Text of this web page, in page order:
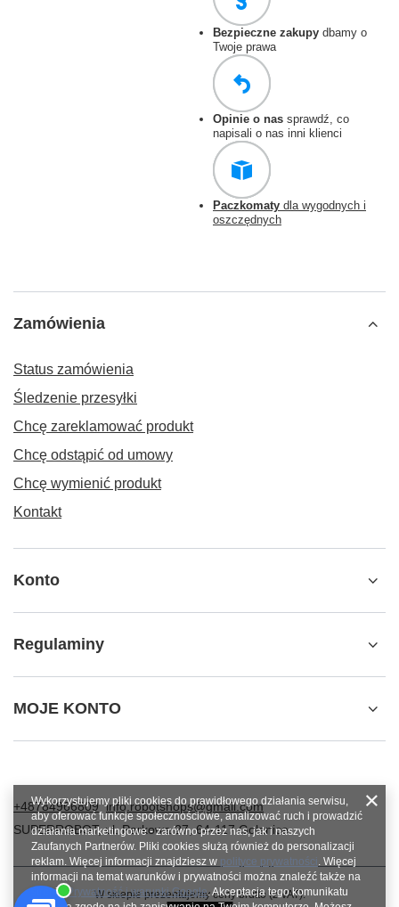
Bezpieczne zakupy dbamy o
Twoje prawa
Opinie o nas sprawdź, co
napisali o nas inni klienci
Paczkomaty dla wygodnych i
oszczędnych
Zamówienia
Status zamówienia
Śledzenie przesyłki
Chcę zareklamować produkt
Chcę odstąpić od umowy
Chcę wymienić produkt
Kontakt
Konto
Regulaminy
MOJE KONTO
+48784966809 info.robotshops@gmail.com
SUPERROBOT,ul. Parkowa 27,64-117Gołanice
W sklepie prezentujemy ceny brutto (z VAT).
Wykorzystujemy pliki cookies do prawidłowego działania serwisu,
aby oferować funkcje społecznościowe, analizować ruch i prowadzić
działania marketingowe - zarówno przez nas, jak i naszych
Zaufanych Partnerów. Pliki cookies służą również do personalizacji
reklam. Więcej informacji znajdziesz w polityce prywatności. Więcej
informacji na temat warunków i prywatności można znaleźć także na
stronie Prywatność i warunki Google. Akceptacja tego komunikatu